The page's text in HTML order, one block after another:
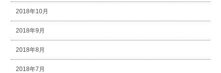
2018年10月
2018年9月
2018年8月
2018年7月